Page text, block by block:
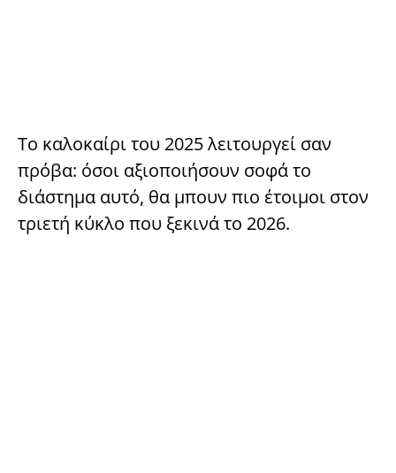
Το καλοκαίρι του 2025 λειτουργεί σαν
πρόβα: όσοι αξιοποιήσουν σοφά το
διάστημα αυτό, θα μπουν πιο έτοιμοι στον
τριετή κύκλο που ξεκινά το 2026.